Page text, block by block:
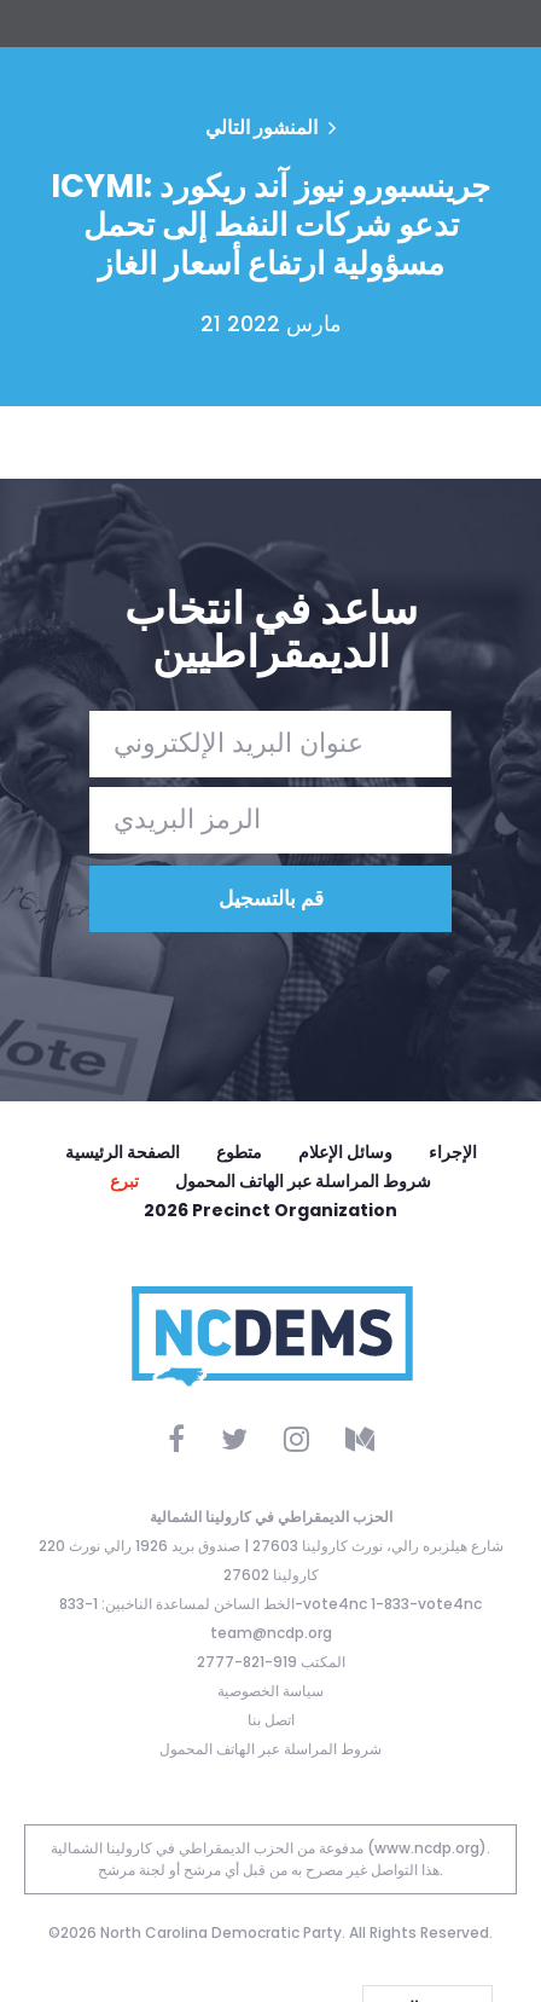
العمل معنا
الصحافة
حفلتك
الإجراء
Vote
تبرع
المنشور التالي
ICYMI: جرينسبورو نيوز آند ريكورد
تدعو شركات النفط إلى تحمل
مسؤولية ارتفاع أسعار الغاز
21 مارس 2022
ساعد في انتخاب
الديمقراطيين
الصفحة الرئيسية متطوع وسائل الإعلام
الإجراء
تبرع
شروط المراسلة عبر الهاتف المحمول
2026 Precinct Organization
الحزب الديمقراطي في كارولينا الشمالية
220 شارع هيلزبره رالي، نورث كارولينا 27603 | صندوق بريد 1926 رالي نورث
كارولينا 27602
الخط الساخن لمساعدة الناخبين: 1-833-vote4nc 1-833-vote4nc
team@ncdp.org
المكتب 919-821-2777
سياسة الخصوصية
اتصل بنا
شروط المراسلة عبر الهاتف المحمول
مدفوعة من الحزب الديمقراطي في كارولينا الشمالية (www.ncdp.org).
هذا التواصل غير مصرح به من قبل أي مرشح أو لجنة مرشح.
©2026 North Carolina Democratic Party. All Rights Reserved.